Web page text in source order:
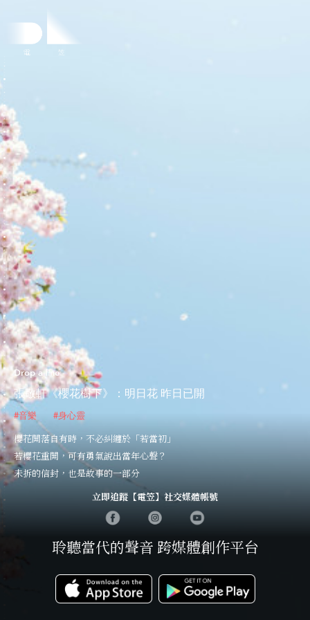
Drop a line
張敬軒《櫻花樹下》：明日花 昨日已開
#音樂 #身心靈
櫻花開落自有時，不必糾纏於「若當初」
若櫻花重開，可有勇氣說出當年心聲？
未拆的信封，也是故事的一部分
立即追蹤【電笠】社交媒體帳號
聆聽當代的聲音 跨媒體創作平台